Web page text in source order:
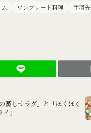
ム ワンプレート料理 手羽先
蒸しサラダ」と「ほくほく
」